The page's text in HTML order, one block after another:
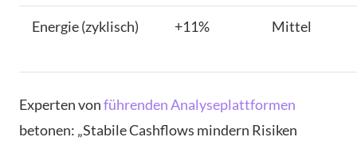
Energie (zyklisch) +11% Mittel
Experten vonführenden Analyseplattformen
betonen: „Stabile Cashflows mindern Risiken